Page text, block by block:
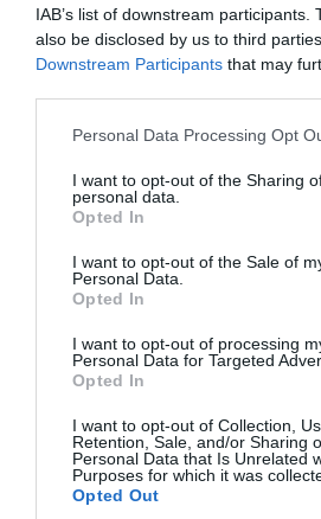
IAB’s list of downstream participants.
also be disclosed by us to third
Downstream Participants that may
Please note that this website/app
not limited to your visit or usage
grant or deny consent to Google and
use your data for below specified
consent section.
Personal Data Processing Opt
I want to opt-out of the Sharing
personal data.
Opted In
I want to opt-out of the Sale of
Personal Data.
Opted In
I want to opt-out of processing
Personal Data for Targeted
Opted In
I want to opt-out of Collection,
Retention, Sale, and/or Sharing
Personal Data that Is Unrelated
Purposes for which it was
Opted Out
Ο Γιάννης Αλαφούζος
Κωνσταντίνο Ζούλα από τον
απομάκρυνσής του